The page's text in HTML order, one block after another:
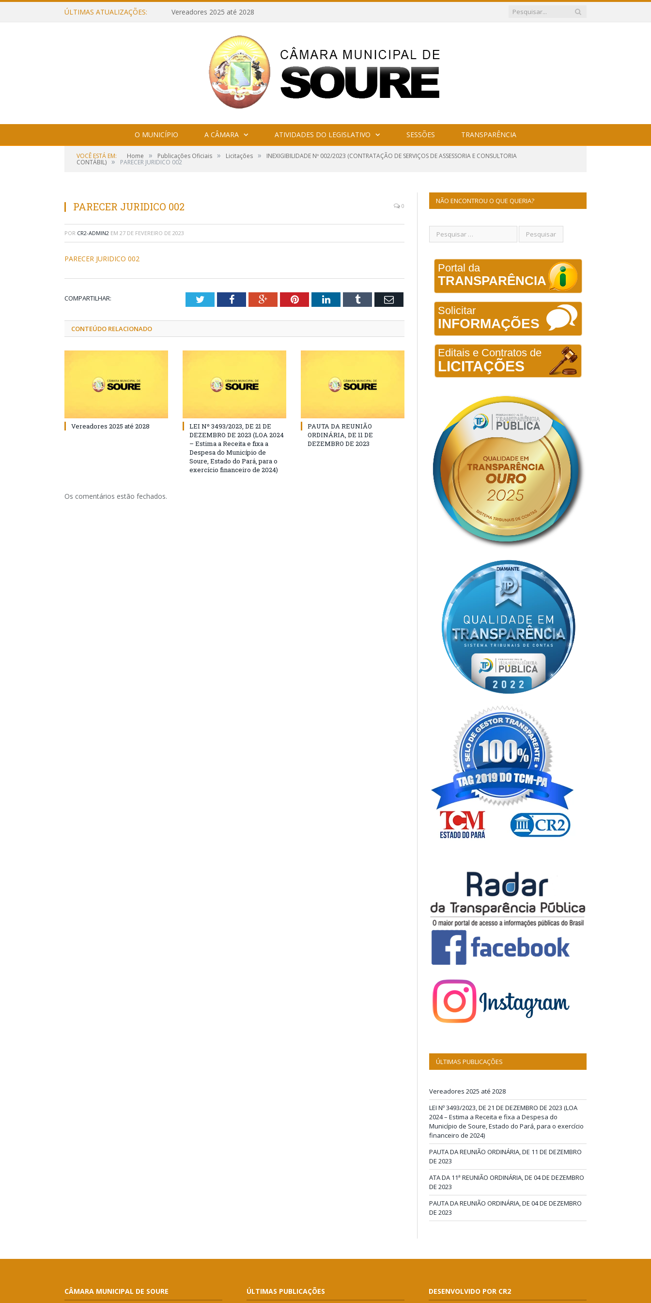
ÚLTIMAS ATUALIZAÇÕES: Vereadores 2025 até 2028
O MUNICÍPIO A CÂMARA ATIVIDADES DO LEGISLATIVO SESSÕES TRANSPARÊNCIA
VOCÊ ESTÁ EM: Home » Publicações Oficiais » Licitações » INEXIGIBILIDADE Nº 002/2023 (CONTRATAÇÃO DE SERVIÇOS DE ASSESSORIA E CONSULTORIA
CONTÁBIL) » PARECER JURIDICO 002
PARECER JURIDICO 002 0
POR CR2-ADMIN2 EM 27 DE FEVEREIRO DE 2023
PARECER JURIDICO 002
COMPARTILHAR: TwitterFacebookGoogle+PinterestLinkedInTumblr Email
CONTEÚDO RELACIONADO
Vereadores 2025 até 2028
LEI Nº 3493/2023, DE 21 DE
DEZEMBRO DE 2023 (LOA 2024
– Estima a Receita e fixa a
Despesa do Município de
Soure, Estado do Pará, para o
exercício financeiro de 2024)
PAUTA DA REUNIÃO
ORDINÁRIA, DE 11 DE
DEZEMBRO DE 2023
Os comentários estão fechados.
NÃO ENCONTROU O QUE QUERIA?
Portal da
TRANSPARÊNCIA
Solicitar
INFORMAÇÕES
Editais e Contratos de
LICITAÇÕES
ÚLTIMAS PUBLICAÇÕES
Vereadores 2025 até 2028
LEI Nº 3493/2023, DE 21 DE DEZEMBRO DE 2023 (LOA
2024 – Estima a Receita e fixa a Despesa do
Município de Soure, Estado do Pará, para o exercício
financeiro de 2024)
PAUTA DA REUNIÃO ORDINÁRIA, DE 11 DE DEZEMBRO
DE 2023
ATA DA 11ª REUNIÃO ORDINÁRIA, DE 04 DE DEZEMBRO
DE 2023
PAUTA DA REUNIÃO ORDINÁRIA, DE 04 DE DEZEMBRO
DE 2023
CÂMARA MUNICIPAL DE SOURE ÚLTIMAS PUBLICAÇÕES DESENVOLVIDO POR CR2